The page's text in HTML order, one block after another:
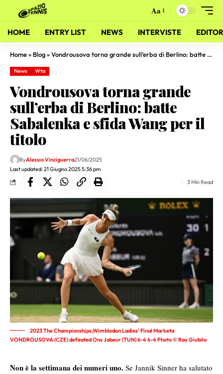
Aa
HOME ENTRY LIST NEWS INTERVISTE
Home» Blog»Vondrousova torna grande sull’erba di Berlino: batte Sabalenka e sfida Wang per il titolo
News Wta
Vondrousova torna grande
sull’erba di Berlino: batte
Sabalenka e sfida Wang per il
titolo
Last updated: 21 Giugno 2025 5:36 pm
ByAlessio Vinciguerra21/06/2025
3 Min Read
2023 The Championships,Wimbledon Ladies’ Final Marketa
VONDROUSOVA (CZE) defeated Ons Jabeur (TUN) 6-4 6-4 Photo © Ray Giubilo
Non è la settimana dei numeri uno. Se Jannik Sinner ha salutato